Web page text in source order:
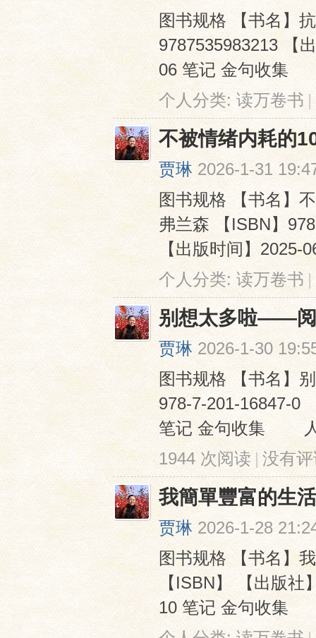
图书规格 【书名】
9787535983213 【
06 笔记 金句收集
个人分类: 读万卷书 |
不被情绪内耗的
贾琳 2026-1-31
图书规格 【书名】
弗兰森 【ISBN】
【出版时间】
个人分类: 读万卷书 |
别想太多啦——
贾琳 2026-1-30
图书规格 【书名】
978-7-201-16847-0
笔记 金句收集 人
1944 次阅读 |没有
我簡單豐富的生
贾琳 2026-1-28
图书规格 【书名】
【ISBN】 【出版
10 笔记 金句收集